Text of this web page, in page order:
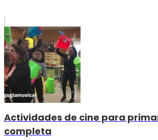
Actividades de cine para
completa